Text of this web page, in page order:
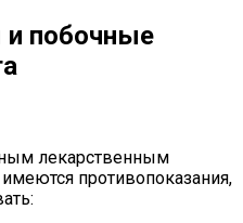
и побочные
лекарственным
противопоказания,